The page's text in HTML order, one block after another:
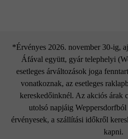
*Érvényes 2026. november 30-ig,
Áfával együtt, gyár telephelyi
esetleges árváltozások joga
vonatkoznak, az esetleges
kereskedőinknél. Az akciós árak
utolsó napjáig
érvényesek, a szállítási időkről
kapni.